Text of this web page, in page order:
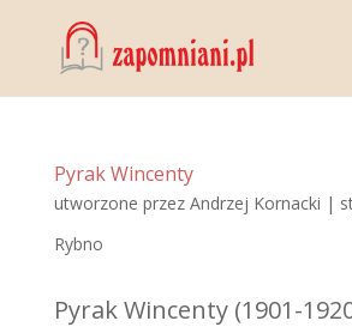
Pyrak Wincenty
utworzone przez Andrzej Kornacki |
Rybno
Pyrak Wincenty (1901-